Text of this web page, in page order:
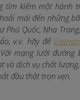
tìm kiếm một hành
mái đến những
Phú Quốc, Nha
v.v. hãy để
mạng lưới đường
và dịch vụ chất
đầu thật trọn vẹn.